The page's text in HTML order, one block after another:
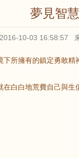
夢見智慧
10-03 16:58:57
下所擁有的鎮定勇敢
在白白地荒費自己與生